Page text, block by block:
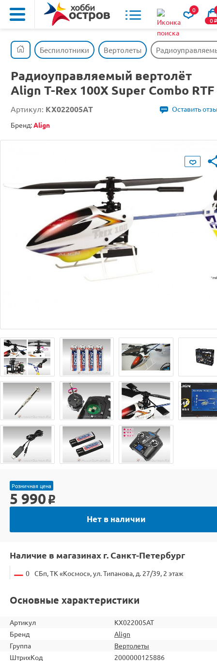
0
0o
Беспилотники Вертолеты
Радиоуправляемый вертолёт
Align T-Rex 100X Super Combo RTF
Артикул: KX022005AT
Оставить
Бренд:Align
Розничная цена
5 990 o
Нет в наличии
Наличие в магазинах г. Санкт-Петербург
0 СБп, ТК «Космос», ул. Типанова, д. 27/39, 2 этаж
Основные характеристики
Артикул
KX022005AT
Бренд
Align
Группа
Вертолеты
ШтрихКод
2000000125886